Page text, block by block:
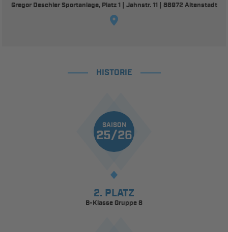
Gregor Deschler Sportanlage, Platz 1 | Jahnstr. 11 | 86972 Altenstadt
HISTORIE
SAISON
25/26
2. PLATZ
B-Klasse Gruppe 8